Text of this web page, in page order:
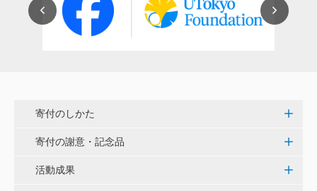
若い方々のために「イノベーションを産む奇跡の海、
世界のISAKI」を実現し、日本を、そして世界をリー
昨春に開催された小石川植物園の観桜会は素晴らし
く、小石川植物園の維持発展に少しでも寄与できれば
寄付のしかた
寄付の謝意・記念品
活動成果